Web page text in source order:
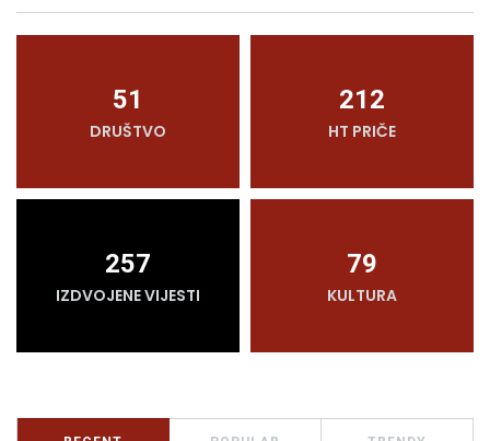
51
DRUŠTVO
212
HT PRIČE
257
IZDVOJENE VIJESTI
79
KULTURA